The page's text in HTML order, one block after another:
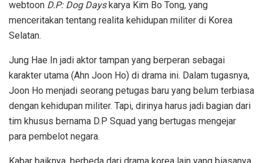
webtoon D.P: Dog Dayskarya Kim Bo Tong, yang
menceritakan tentang realita kehidupan militer di Korea
Selatan.
Jung Hae In jadi aktor tampan yang berperan sebagai
karakter utama (Ahn Joon Ho) di drama ini. Dalam tugasnya,
Joon Ho menjadi seorang petugas baru yang belum terbiasa
dengan kehidupan militer. Tapi, dirinya harus jadi bagian dari
tim khusus bernama D.P Squad yang bertugas mengejar
para pembelot negara.
Kabar baiknya, berbeda dari drama korea lain yang biasanya